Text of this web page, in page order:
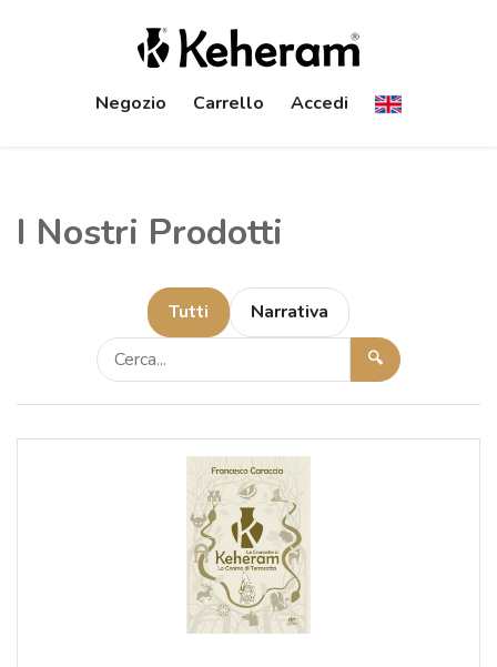
Negozio Carrello Accedi
I Nostri Prodotti
Tutti Narrativa
🔍